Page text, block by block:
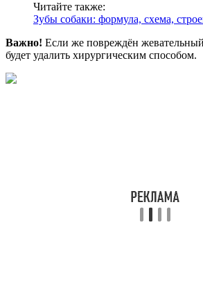
Читайте также:
Зубы собаки: формула, схема,
Важно! Если же повреждён
будет удалить хирургическим способом.